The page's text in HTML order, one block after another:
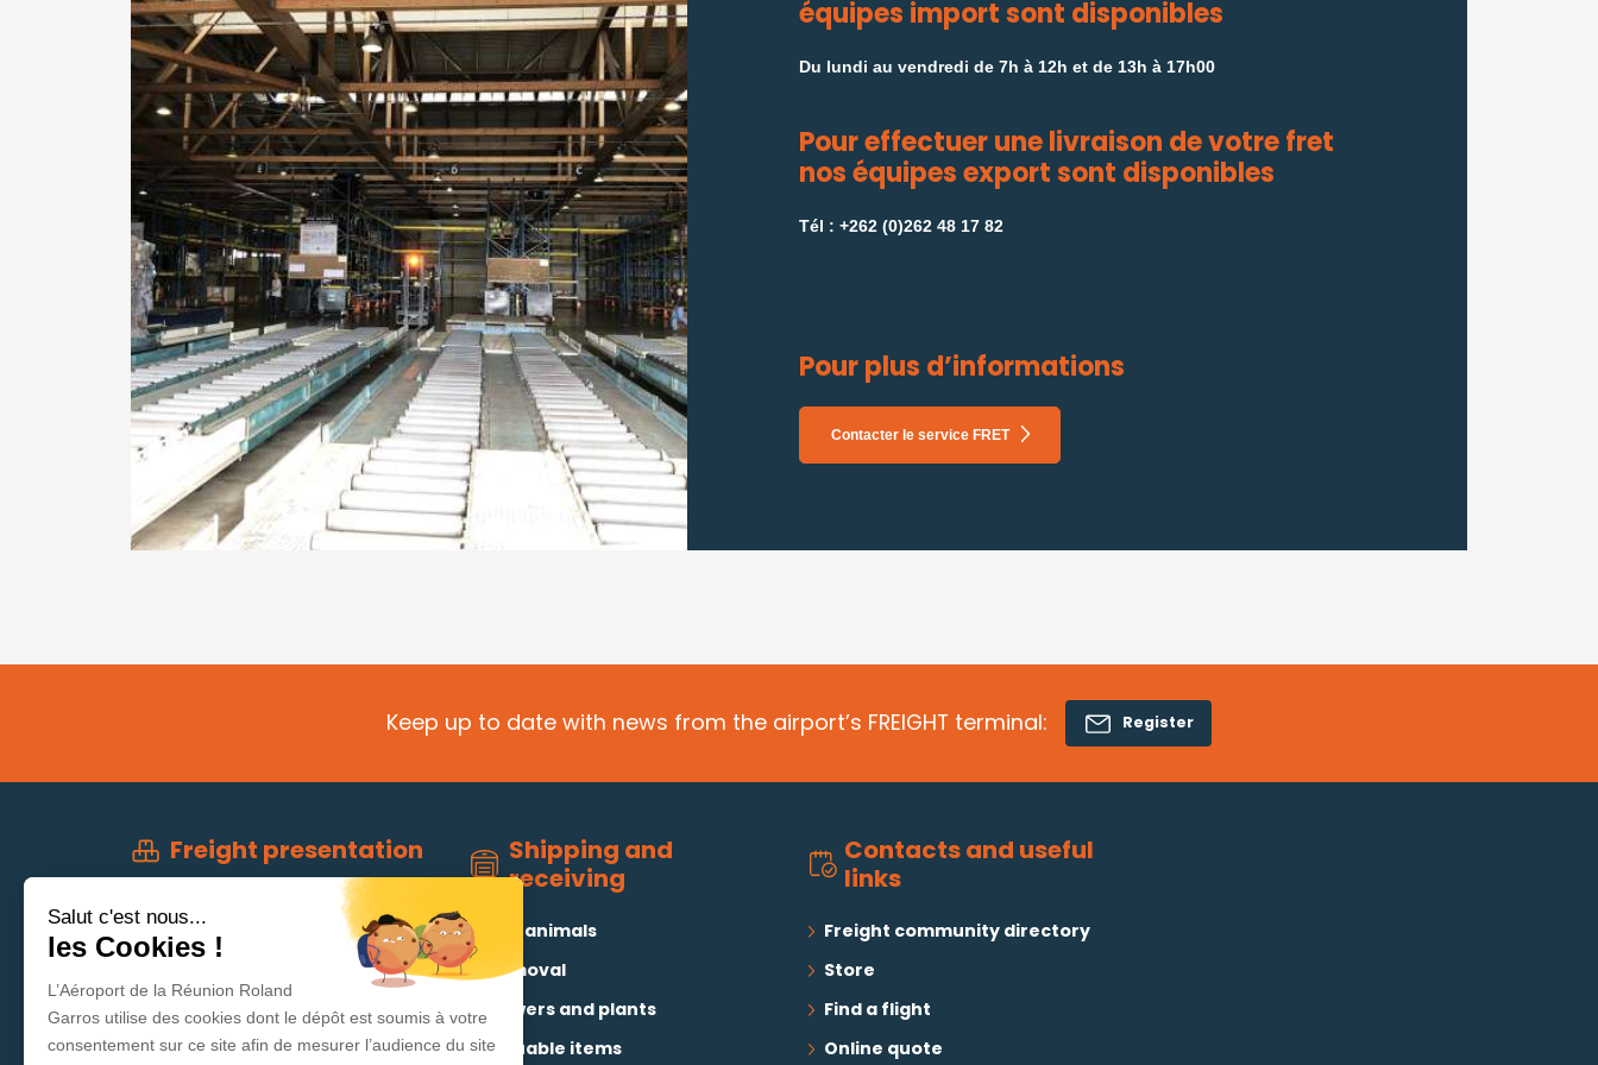
Salut c'est nous...
les Cookies !
L’Aéroport de la Réunion Roland
Garros utilise des cookies dont le dépôt est soumis à votre
consentement sur ce site afin de mesurer l’audience du site
équipes import sont disponibles
Du lundi au vendredi de 7h à 12h et de 13h à 17h00
Pour effectuer une livraison de votre fret
nos équipes export sont disponibles
Tél : +262 (0)262 48 17 82
Pour plus d’informations
Contacter le service FRET
Keep up to date with news from the airport’s FREIGHT terminal: Register
Freight presentation
Team and organisations
Jobs
Statistics and economic data
Shipping and
receiving
Live animals
Removal
Flowers and plants
Valuable items
Contacts and useful
links
Freight community directory
Store
Find a flight
Online quote